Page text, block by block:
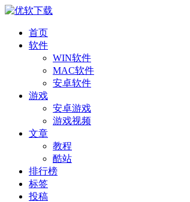
首页
软件
WIN软件
MAC软件
安卓软件
游戏
安卓游戏
游戏视频
文章
教程
酷站
排行榜
标签
投稿